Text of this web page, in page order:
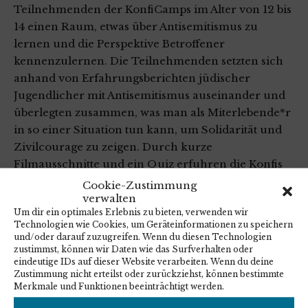
Cookie-Zustimmung
verwalten
Um dir ein optimales Erlebnis zu bieten, verwenden wir
Technologien wie Cookies, um Geräteinformationen zu speichern
und/oder darauf zuzugreifen. Wenn du diesen Technologien
zustimmst, können wir Daten wie das Surfverhalten oder
eindeutige IDs auf dieser Website verarbeiten. Wenn du deine
Zustimmung nicht erteilst oder zurückziehst, können bestimmte
Merkmale und Funktionen beeinträchtigt werden.
Teilnehmenden der KonfiCamps im Alter von 12 bis
14 einen Raum, etwas über Antisemitismus zu
lernen und die Perspektive Betroffener
kennenzulernen. Die Teilnehmenden setzten sich
anhand von Erfahrungsberichten jüdischer
Jugendlicher mit Antisemitismus auseinander und
überlegten zusammen, was man als Miterlebende*r
in so einer Situation tun kann, um Solidarität und
Zivilcourage zu zeigen. Durch kurze
Filmausschnitte und ein Quiz erfuhren die Konfis
zudem Neues über jüdisches Leben in Deutschland
– etwa über jüdische Schulen oder den Gesangs-
und Tanzwettbewerb „Jewrovision“. Deutlich wurde
das große Interesse der jungen Menschen, mehr
über jüdisches Leben in Deutschland zu erfahren,
und der Wunsch, sich gegen Antisemitismus
einzusetzen.